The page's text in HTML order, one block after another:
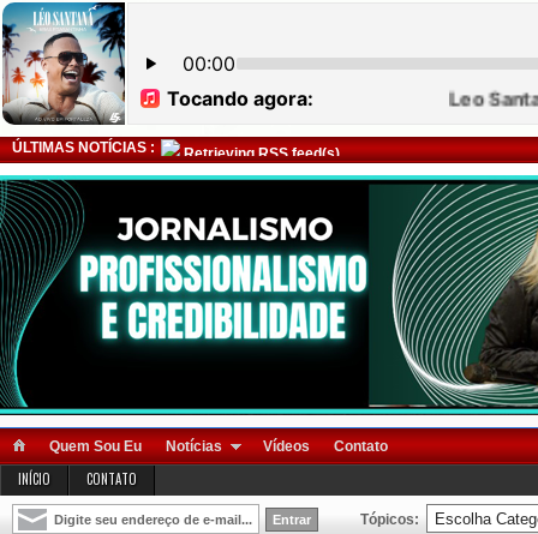
ÚLTIMAS NOTÍCIAS : Retrieving RSS feed(s)
Quem Sou Eu Notícias Vídeos Contato
INÍCIO CONTATO
Tópicos: